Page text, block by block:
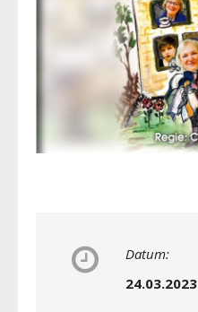
Datum:
24.03.2023